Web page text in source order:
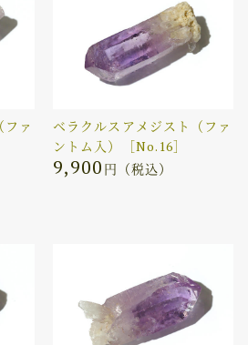
ァ
ベラクルスアメジスト（ファ
ントム入）［No.16］
9,900 円（税込）